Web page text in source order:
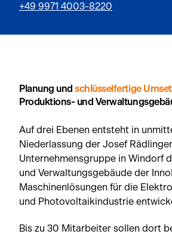
+49 9971 4003-8220
Planung undschlüsselfertige
Produktions- und
Auf drei Ebenen entsteht in
Niederlassung der Josef Rädlinger
Unternehmensgruppe in Windorf
und Verwaltungsgebäude der
Maschinenlösungen für die
und Photovoltaikindustrie
Bis zu 30 Mitarbeiter sollen dort